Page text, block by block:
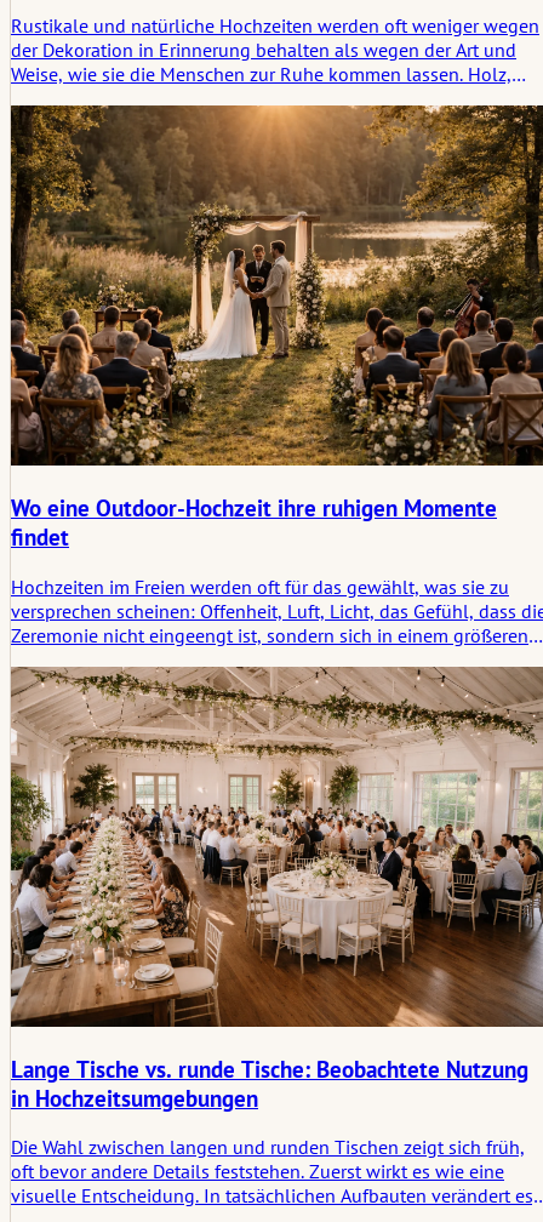
Rustikale und natürliche Hochzeiten werden oft weniger wegen
der Dekoration in Erinnerung behalten als wegen der Art und
Weise, wie sie die Menschen zur Ruhe kommen lassen. Holz,
Bewegungen erzeugen eine Art Ruhe, die sich von Anfang an
vertraut anfühlt. Dieser Artikel untersucht, wie rustikale
Hochzeitskulissen die Atmosphäre durch Einfachheit,
Materialehrlichkeit und die stille Logik des Ortes prägen.
Wo eine Outdoor-Hochzeit ihre ruhigen Momente
findet
Hochzeiten im Freien werden oft für das gewählt, was sie zu
versprechen scheinen: Offenheit, Luft, Licht, das Gefühl, dass
Zeremonie nicht eingeengt ist, sondern sich in einem größeren
den Bäumen bis zum wechselnden Licht im Laufe des Tages.
Lange Tische vs. runde Tische: Beobachtete Nutzung
in Hochzeitsumgebungen
Die Wahl zwischen langen und runden Tischen zeigt sich früh,
oft bevor andere Details feststehen. Zuerst wirkt es wie eine
visuelle Entscheidung. In tatsächlichen Aufbauten verändert es,